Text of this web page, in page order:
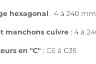
hexagonal : 4 à 240
manchons cuivre : 4 à
en "C" : C6 à C35